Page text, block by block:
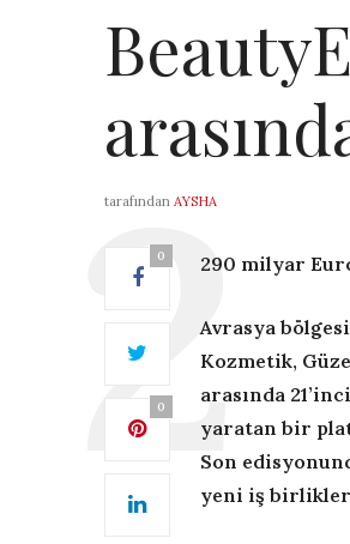
tarafından AYSHA
0
0
290 milyar
Avrasya
Kozmetik,
arasında
yaratan bir
Son
yeni iş